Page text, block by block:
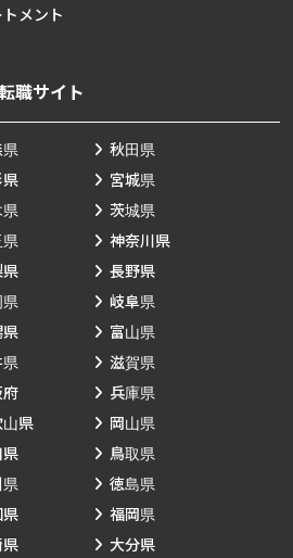
メント
職サイト
秋田県
県
宮城県
茨城県
神奈川県
県
長野県
岐阜県
県
富山県
滋賀県
府
兵庫県
山県
岡山県
県
鳥取県
徳島県
県
福岡県
県
大分県